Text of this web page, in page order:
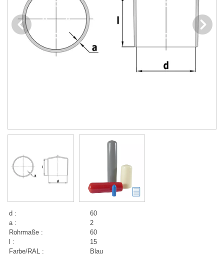
d :
60
a :
2
Rohrmaße :
60
l :
15
Farbe/RAL :
Blau